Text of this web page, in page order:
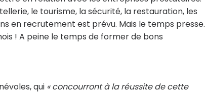
le tourisme, la sécurité, la restauration, les
en recrutement est prévu. Mais le temps presse.
! A peine le temps de former de bons
qui « concourront à la réussite de cette